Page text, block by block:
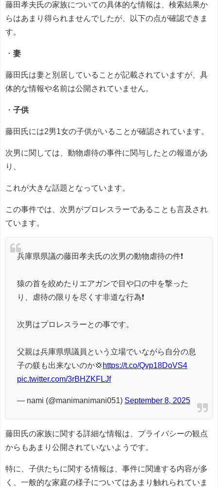
藤田孝夫氏の家族についての具体的な情報は、検索結果か
らはあまり得られませんでしたが、以下の点が確認できま
す。
・ 妻
藤田氏は妻と別居していることが記載されていますが、具
体的な情報や名前は公開されていません。
・ 子供
藤田氏には2男1女の子供がいることが確認されています。
次男に関しては、動物虐待の事件に関与したとの報道があ
り、
これが大きな話題となっています。
この事件では、次男がプロレスラーであることも言及され
ています。
兵庫県県議の藤田孝夫氏の次男の動物虐待の件❗️
猿の首を絞めたりエアガンで目や口の中を撃った
り、虐待の限りを尽くす非道な行為❗️
次男はプロレスラーとの事です。
父親は兵庫県県議員という立場でいながら自分の息
子の躾も出来ないのか💢 https://t.co/Qvp18DoVS4
pic.twitter.com/3rBHZKFLJf
— nami (@manimanimani051) September 8, 2025
藤田氏の家族に関する詳細な情報は、プライバシーの観点
からもあまり公開されていないようです。
特に、子供たちに関する情報は、事件に関連する内容が多
く、一般的な家庭の様子についてはあまり触れられていま